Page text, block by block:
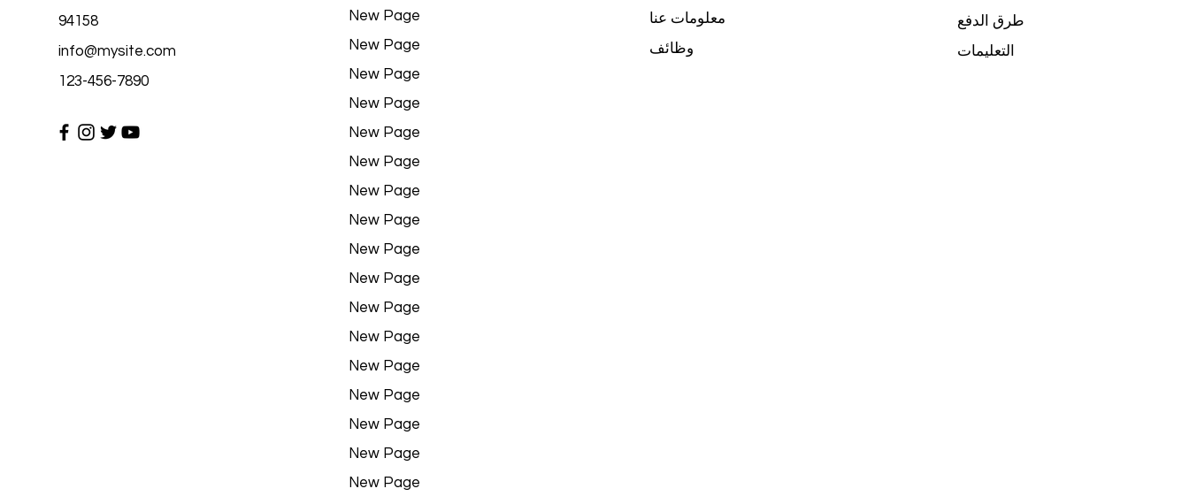
94158
info@mysite.com
123-456-7890
New Page
New Page
New Page
New Page
New Page
New Page
New Page
New Page
New Page
New Page
New Page
New Page
New Page
New Page
New Page
New Page
New Page
معلومات عنا
وظائف
التعليمات